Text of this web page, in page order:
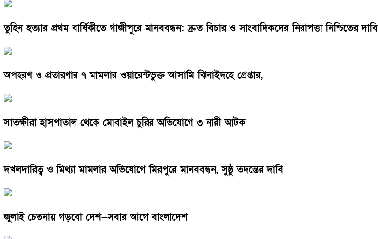
তুহিন হত্যার প্রথম বার্ষিকীতে গাজীপুরে মানববন্ধন: দ্রুত বিচার ও সাংবাদিকদের নিরাপত্তা নিশ্চিতের দাবি
অপহরণ ও প্রতারণার ৭ মামলার ওয়ারেন্টভুক্ত আসামি ঝিনাইদহে গ্রেপ্তার,
সাতক্ষীরা হাসপাতাল থেকে মোবাইল চুরির অভিযোগে ৩ নারী আটক
দখলদারিত্ব ও মিথ্যা মামলার অভিযোগে মিরপুরে মানববন্ধন, সুষ্ঠু তদন্তের দাবি
জুলাই চেতনায় গড়বো দেশ—সবার আগে বাংলাদেশ